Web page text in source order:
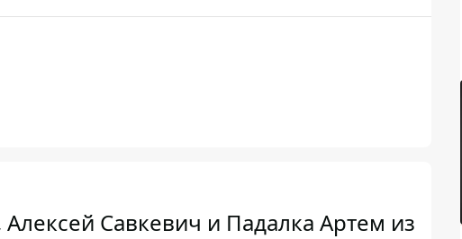
Савкевич и Падалка Артем из